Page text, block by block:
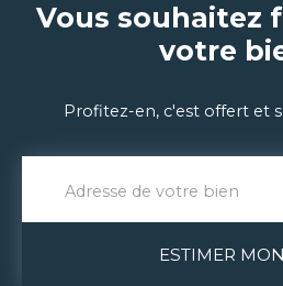
Vous souhaitez
votre
Profitez-en, c'est offert et
Adresse de votre bien
ESTIMER